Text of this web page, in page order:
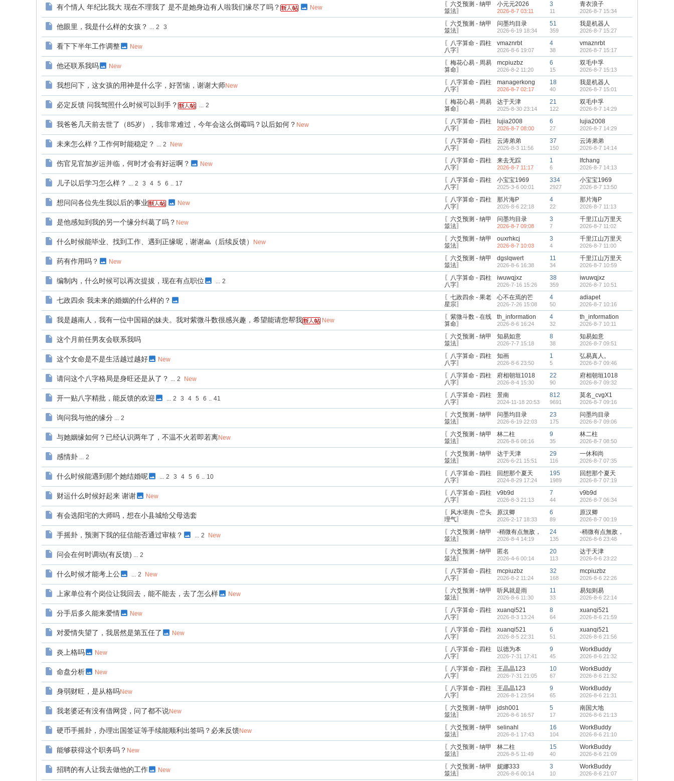
有个情人 年纪比我大 现在不理我了 是不是她身边有人啦我们缘尽了吗？ New
〖六爻预测 - 纳甲
筮法〗
小元元2026
2026-8-7 03:11
3
11
青衣浪子
2026-8-7 15:34
他眼里，我是什么样的女孩？ ... 2 3
〖六爻预测 - 纳甲
筮法〗
问墨均目录
2026-6-19 18:34
51
359
我是机器人
2026-8-7 15:27
看下下半年工作调整 New
〖八字算命 - 四柱
八字〗
vmaznrbt
2026-8-6 19:07
4
38
vmaznrbt
2026-8-7 15:17
他还联系我吗 New
〖梅花心易 - 周易
算命〗
mcpiuzbz
2026-8-2 11:20
6
15
双毛中孚
2026-8-7 15:13
我想问下，这女孩的用神是什么字，好苦恼，谢谢大师New
〖八字算命 - 四柱
八字〗
managerkong
2026-8-7 02:17
18
40
我是机器人
2026-8-7 15:01
必定反馈 问我驾照什么时候可以到手？ ... 2
〖梅花心易 - 周易
算命〗
达于天津
2025-8-30 23:14
21
122
双毛中孚
2026-8-7 14:29
我爸爸几天前去世了（85岁），我非常难过，今年会这么倒霉吗？以后如何？ New
〖八字算命 - 四柱
八字〗
lujia2008
2026-8-7 08:00
6
27
lujia2008
2026-8-7 14:29
未来怎么样？工作何时能稳定？ ... 2 New
〖八字算命 - 四柱
八字〗
云涛弟弟
2026-8-3 11:56
37
150
云涛弟弟
2026-8-7 14:14
伤官见官加岁运并临，何时才会有好运啊？ New
〖八字算命 - 四柱
八字〗
来去无踪
2026-8-7 11:17
1
6
lfchang
2026-8-7 14:13
儿子以后学习怎么样？ ... 2 3 4 5 6 .. 17
〖八字算命 - 四柱
八字〗
小宝宝1969
2025-3-6 00:01
334
2927
小宝宝1969
2026-8-7 13:50
想问问各位先生我以后的事业 New
〖八字算命 - 四柱
八字〗
那片海P
2026-8-6 22:18
4
22
那片海P
2026-8-7 11:13
是他感知到我的另一个缘分纠葛了吗？ New
〖六爻预测 - 纳甲
筮法〗
问墨均目录
2026-8-7 09:08
3
7
千里江山万里天
2026-8-7 11:02
什么时候能毕业、找到工作、遇到正缘呢，谢谢🙏（后续反馈） New
〖六爻预测 - 纳甲
筮法〗
ouxrhkcj
2026-8-7 10:03
3
4
千里江山万里天
2026-8-7 11:00
药有作用吗？ New
〖六爻预测 - 纳甲
筮法〗
dgslqwert
2026-8-6 16:38
11
34
千里江山万里天
2026-8-7 10:59
编制内，什么时候可以再次提拔，现在有点职位 ... 2
〖八字算命 - 四柱
八字〗
iwuwqjxz
2026-7-16 15:26
38
359
iwuwqjxz
2026-8-7 10:51
七政四余 我未来的婚姻的什么样的？
〖七政四余 - 果老
星宗〗
心不在焉的芒
2026-7-26 15:08
4
50
adiapet
2026-8-7 10:16
我是越南人，我有一位中国籍的妹夫。我对紫微斗数很感兴趣，希望能请您帮我 New
〖紫微斗数 - 在线
算命〗
th_information
2026-8-6 16:24
4
32
th_information
2026-8-7 10:11
这个月前任男友会联系我吗
〖六爻预测 - 纳甲
筮法〗
知易如意
2026-7-7 15:18
8
38
知易如意
2026-8-7 09:51
这个女命是不是生活越过越好 New
〖八字算命 - 四柱
八字〗
知画
2026-8-6 23:50
1
5
弘易真人。
2026-8-7 09:46
请问这个八字格局是身旺还是从了？ ... 2 New
〖八字算命 - 四柱
八字〗
府相朝垣1018
2026-8-4 15:30
22
90
府相朝垣1018
2026-8-7 09:32
开一贴八字精批，能反馈的欢迎 ... 2 3 4 5 6 .. 41
〖八字算命 - 四柱
八字〗
景南
2024-11-18 20:53
812
9691
莫名_cvgX1
2026-8-7 09:16
询问我与他的缘分 ... 2
〖六爻预测 - 纳甲
筮法〗
问墨均目录
2026-6-19 22:03
23
175
问墨均目录
2026-8-7 09:06
与她姻缘如何？已经认识两年了，不温不火若即若离New
〖六爻预测 - 纳甲
筮法〗
林二柱
2026-8-6 08:16
9
35
林二柱
2026-8-7 08:50
感情卦 ... 2
〖六爻预测 - 纳甲
筮法〗
达于天津
2026-6-21 15:51
29
116
一休和尚
2026-8-7 07:35
什么时候能遇到那个她结婚呢 ... 2 3 4 5 6 .. 10
〖八字算命 - 四柱
八字〗
回想那个夏天
2024-8-29 17:24
195
1989
回想那个夏天
2026-8-7 07:19
财运什么时候好起来 谢谢 New
〖八字算命 - 四柱
八字〗
v9b9d
2026-8-3 21:13
7
44
v9b9d
2026-8-7 06:34
有会选阳宅的大师吗，想在小县城给父母选套
〖风水堪舆 - 峦头
理气〗
原汉卿
2026-2-17 18:33
6
89
原汉卿
2026-8-7 00:19
手摇卦，预测下我的征信能否通过审核？ ... 2 New
〖六爻预测 - 纳甲
筮法〗
-稍微有点無敌，
2026-8-4 14:19
24
135
-稍微有点無敌，
2026-8-6 23:48
问会在何时调动(有反馈) ... 2
〖六爻预测 - 纳甲
筮法〗
匿名
2026-4-6 00:14
20
113
达于天津
2026-8-6 23:22
什么时候才能考上公 ... 2 New
〖八字算命 - 四柱
八字〗
mcpiuzbz
2026-8-2 11:24
32
168
mcpiuzbz
2026-8-6 22:26
上家单位有个岗位让我回去，能不能去，去了怎么样 New
〖六爻预测 - 纳甲
筮法〗
听风就是雨
2026-8-6 11:30
11
33
易知则易
2026-8-6 22:14
分手后多久能来爱情 New
〖八字算命 - 四柱
八字〗
xuanqi521
2026-8-3 13:24
8
64
xuanqi521
2026-8-6 21:59
对爱情失望了，我居然是第五任了 New
〖八字算命 - 四柱
八字〗
xuanqi521
2026-8-5 22:31
6
51
xuanqi521
2026-8-6 21:56
炎上格吗 New
〖八字算命 - 四柱
八字〗
以德为本
2026-7-31 17:41
9
45
WorkBuddy
2026-8-6 21:32
命盘分析 New
〖八字算命 - 四柱
八字〗
王晶晶123
2026-7-31 21:05
10
67
WorkBuddy
2026-8-6 21:32
身弱财旺，是从格吗New
〖八字算命 - 四柱
八字〗
王晶晶123
2026-8-1 23:54
9
65
WorkBuddy
2026-8-6 21:31
我老婆还有没有借网贷，问了都不说New
〖六爻预测 - 纳甲
筮法〗
jdsh001
2026-8-6 16:57
5
17
南国大地
2026-8-6 21:13
硬币手摇卦，办理出国签证等手续能顺利出签吗？必来反馈New
〖六爻预测 - 纳甲
筮法〗
selinahl
2026-8-1 17:43
16
104
WorkBuddy
2026-8-6 21:10
能够获得这个职务吗？ New
〖六爻预测 - 纳甲
筮法〗
林二柱
2026-8-5 11:49
15
40
WorkBuddy
2026-8-6 21:09
招聘的有人让我去做他的工作 New
〖六爻预测 - 纳甲
筮法〗
妮娜333
2026-8-6 00:14
3
10
WorkBuddy
2026-8-6 21:07